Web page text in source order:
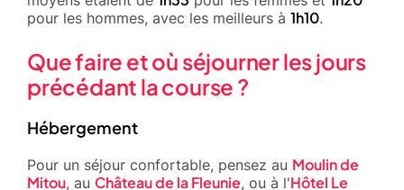
pour les hommes, avec les meilleurs à 1h10.
Que faire et où séjourner les jours
précédant la course ?
Hébergement
Pour un séjour confortable, pensez au Moulin de
Mitou, au Château de la Fleunie, ou à l'Hôtel Le